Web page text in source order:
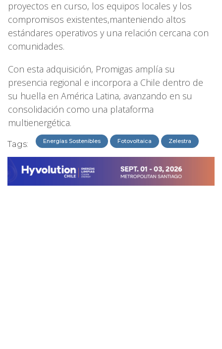
proyectos en curso, los equipos locales y los
compromisos existentes,manteniendo altos
estándares operativos y una relación cercana con
comunidades.
Con esta adquisición, Promigas amplía su
presencia regional e incorpora a Chile dentro de
su huella en América Latina, avanzando en su
consolidación como una plataforma
multienergética.
Tags: Energías Sostenibles Fotovoltaica Zelestra